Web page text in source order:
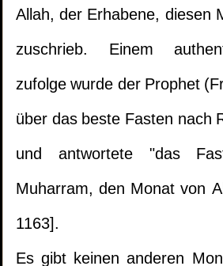
Allah, der Erhabene, diesen
zuschrieb. Einem
zufolge wurde der Prophet
über das beste Fasten nach
und antwortete "das
Muharram, den Monat von
1163].
Es gibt keinen anderen